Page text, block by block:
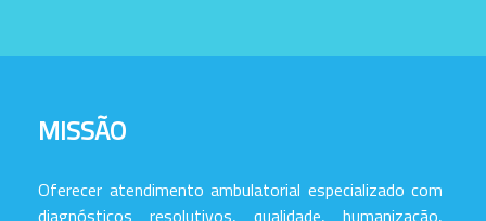
MISSÃO
Oferecer atendimento ambulatorial especializado com
diagnósticos resolutivos, qualidade, humanização,